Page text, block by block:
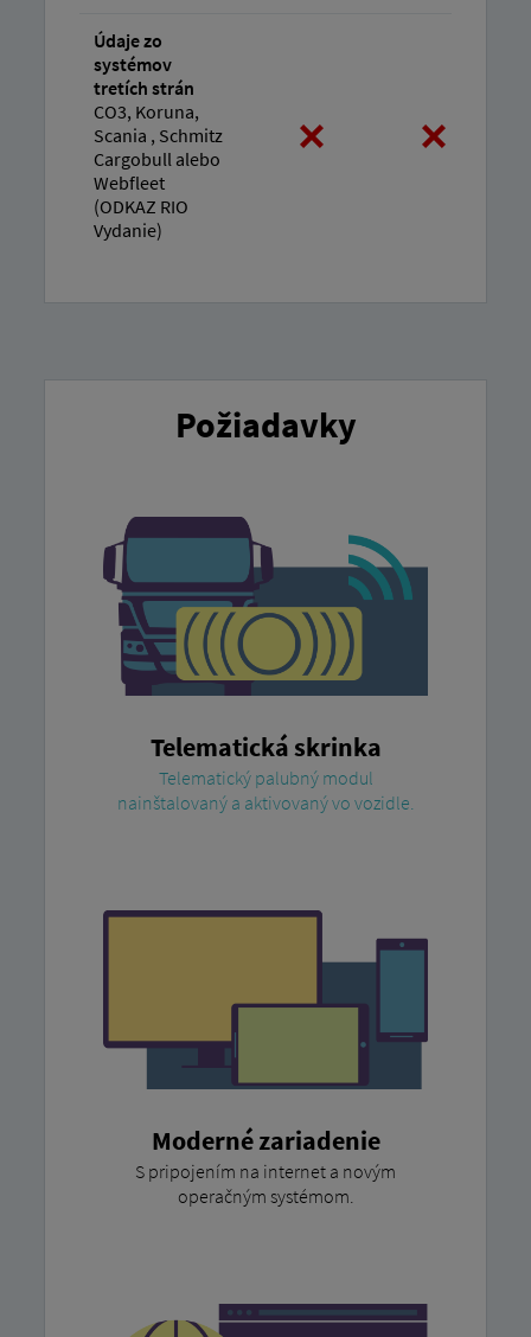
Údaje zo
systémov
tretích strán
CO3, Koruna,
Scania , Schmitz
Cargobull alebo
Webfleet
(ODKAZ RIO
Vydanie)
Požiadavky
Telematická skrinka
Telematický palubný modul
nainštalovaný a aktivovaný vo vozidle.
Moderné zariadenie
S pripojením na internet a novým
operačným systémom.